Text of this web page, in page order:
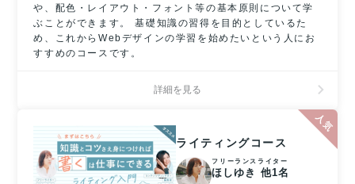
や、配色・レイアウト・フォント等の基本原則について学
ぶことができます。 基礎知識の習得を目的としているた
め、これからWebデザインの学習を始めたいという人にお
すすめのコースです。
詳細を見る
ライティングコース
フリーランスライター
ほしゆき 他1名